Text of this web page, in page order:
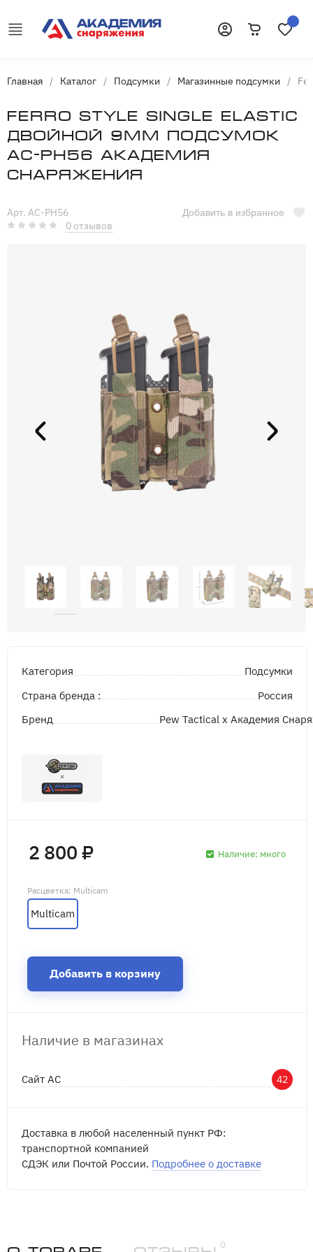
Главная / Каталог / Подсумки / Магазинные подсумки /
Ferro style Single Elastic
двойной 9мм подсумок
AC-PH56 Академия
Снаряжения
Арт. AC-PH56
0 отзывов
Добавить в избранное
Категория
Подсумки
Страна бренда :
Россия
Бренд
Pew Tactical x Академия
Расцветка: Multicam
Multicam
2 800 ₽ Наличие: много
Добавить в корзину
Наличие в магазинах
Сайт АС 42
Доставка в любой населенный пункт РФ:
транспортной компанией
СДЭК или Почтой России. Подробнее о доставке
0